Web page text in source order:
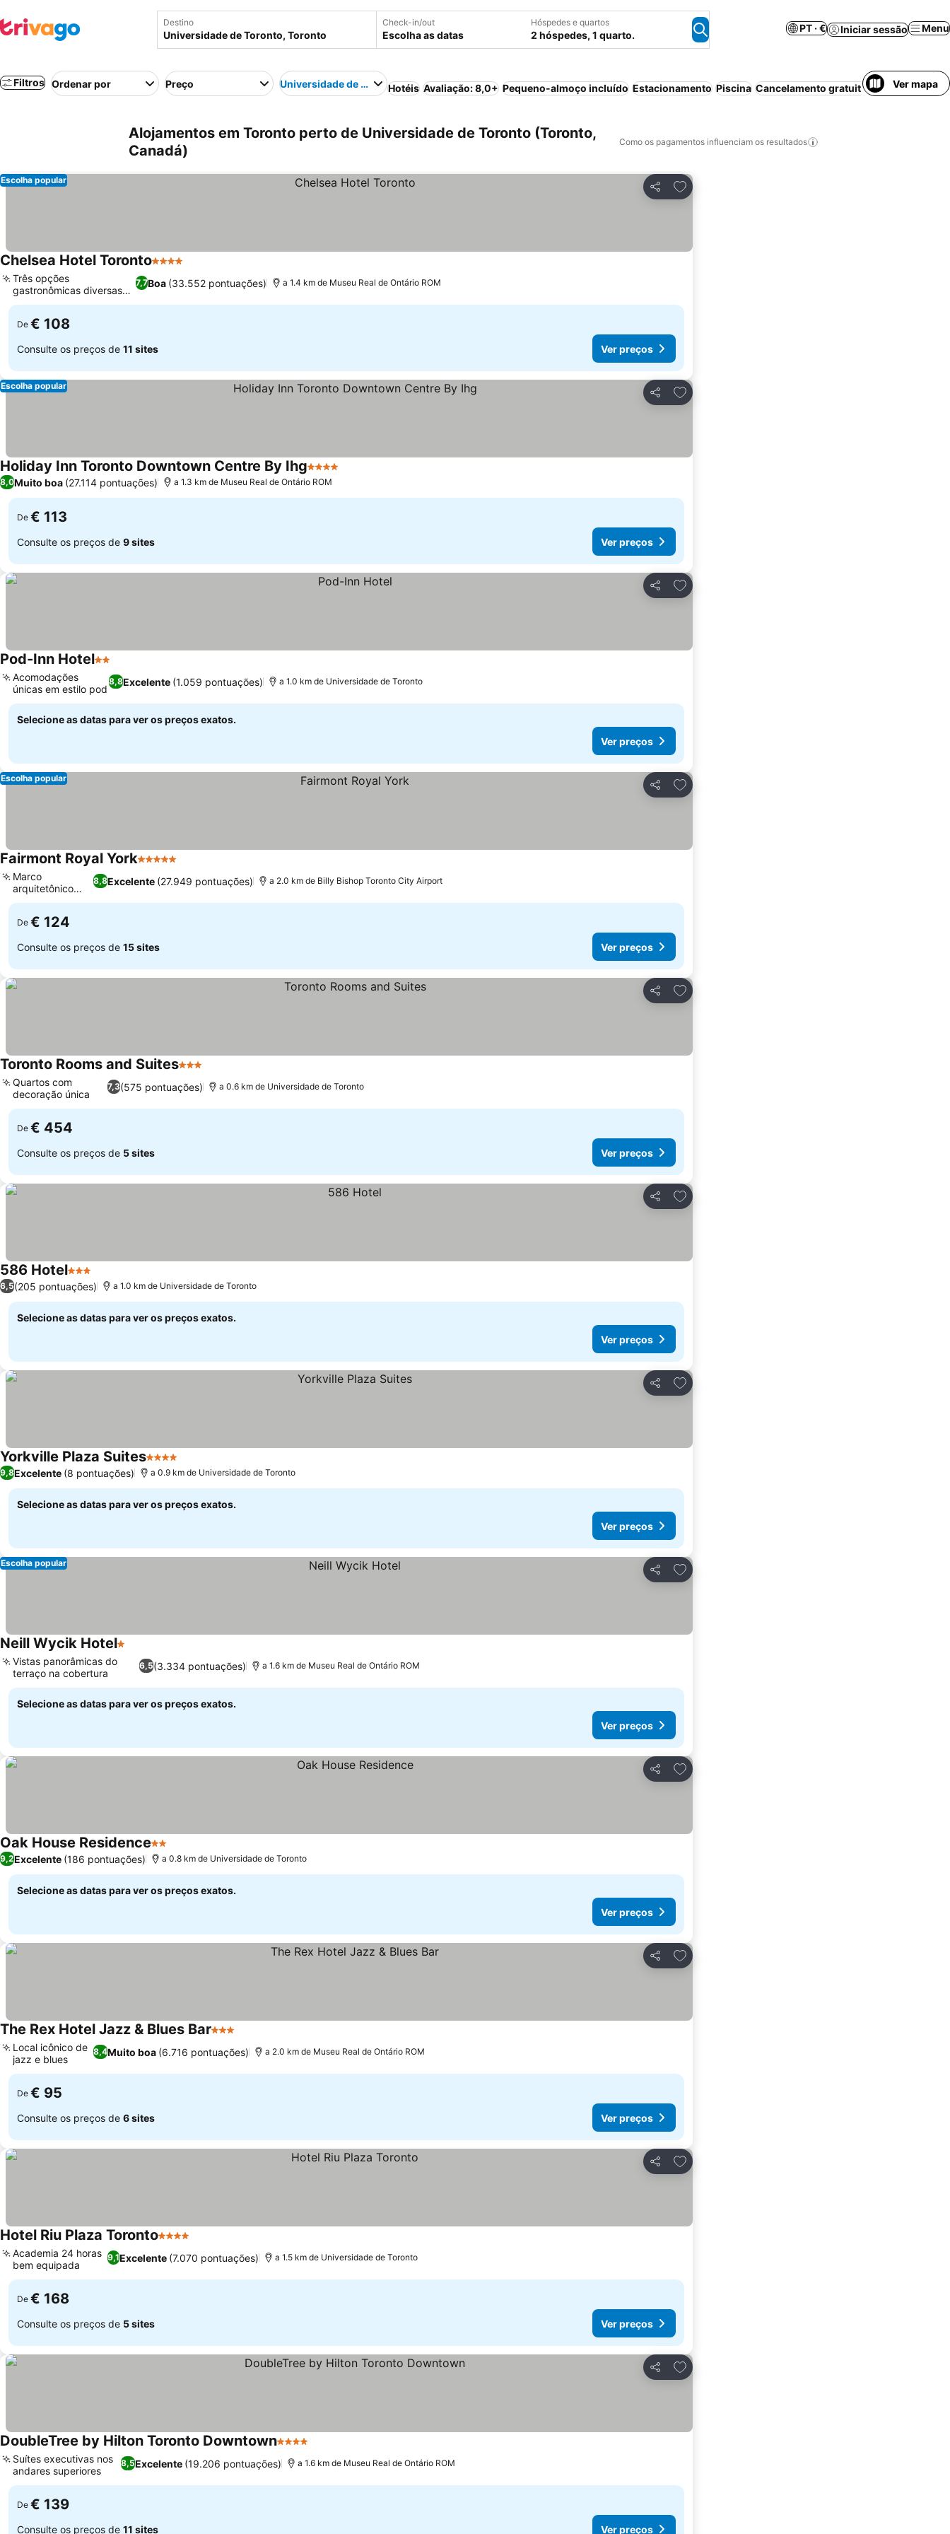
Destino Check-in/out
Escolha as datas
Hóspedes e quartos
2 hóspedes, 1 quarto.
PT · € Iniciar sessão Menu
Filtros Ordenar por Preço Universidade de TorontoHotéis Avaliação: 8,0+ Pequeno-almoço incluído Estacionamento Piscina Cancelamento gratuito Aparthotel Wi-
Ver mapa
Alojamentos em Toronto perto de Universidade de Toronto (Toronto,
Canadá)
Como os pagamentos influenciam os resultados
Partilhar
Adicionar aos favoritos
Escolha popular
Chelsea Hotel Toronto4 Estrelas
7,7Boa (33.552 pontuações)
Três opções
gastronômicas diversas
no local
a 1.4 km de Museu Real de Ontário ROM
De € 108
Consulte os preços de 11 sites Ver preços
Partilhar
Adicionar aos favoritos
Escolha popular
Holiday Inn Toronto Downtown Centre By Ihg4 Estrelas
8,0Muito boa (27.114 pontuações) a 1.3 km de Museu Real de Ontário ROM
De € 113
Consulte os preços de 9 sites Ver preços
Partilhar
Adicionar aos favoritos
Pod-Inn Hotel2 Estrelas
8,8Excelente (1.059 pontuações)
Acomodações
únicas em estilo pod
a 1.0 km de Universidade de Toronto
Selecione as datas para ver os preços exatos.
Ver preços
Partilhar
Adicionar aos favoritos
Escolha popular
Fairmont Royal York5 Estrelas
8,8Excelente (27.949 pontuações)
Marco
arquitetônico
histórico
a 2.0 km de Billy Bishop Toronto City Airport
De € 124
Consulte os preços de 15 sites Ver preços
Partilhar
Adicionar aos favoritos
Toronto Rooms and Suites3 Estrelas
7,3(575 pontuações)
Quartos com
decoração única
a 0.6 km de Universidade de Toronto
De € 454
Consulte os preços de 5 sites Ver preços
Partilhar
Adicionar aos favoritos
586 Hotel3 Estrelas
6,5(205 pontuações) a 1.0 km de Universidade de Toronto
Selecione as datas para ver os preços exatos.
Ver preços
Partilhar
Adicionar aos favoritos
Yorkville Plaza Suites4 Estrelas
9,8Excelente (8 pontuações) a 0.9 km de Universidade de Toronto
Selecione as datas para ver os preços exatos.
Ver preços
Partilhar
Adicionar aos favoritos
Escolha popular
Neill Wycik Hotel1 Estrelas
6,5(3.334 pontuações)
Vistas panorâmicas do
terraço na cobertura
a 1.6 km de Museu Real de Ontário ROM
Selecione as datas para ver os preços exatos.
Ver preços
Partilhar
Adicionar aos favoritos
Oak House Residence2 Estrelas
9,2Excelente (186 pontuações) a 0.8 km de Universidade de Toronto
Selecione as datas para ver os preços exatos.
Ver preços
Partilhar
Adicionar aos favoritos
The Rex Hotel Jazz & Blues Bar3 Estrelas
8,4Muito boa (6.716 pontuações)
Local icônico de
jazz e blues
a 2.0 km de Museu Real de Ontário ROM
De € 95
Consulte os preços de 6 sites Ver preços
Partilhar
Adicionar aos favoritos
Hotel Riu Plaza Toronto4 Estrelas
9,1Excelente (7.070 pontuações)
Academia 24 horas
bem equipada
a 1.5 km de Universidade de Toronto
De € 168
Consulte os preços de 5 sites Ver preços
Partilhar
Adicionar aos favoritos
DoubleTree by Hilton Toronto Downtown4 Estrelas
8,5Excelente (19.206 pontuações)
Suítes executivas nos
andares superiores
a 1.6 km de Museu Real de Ontário ROM
De € 139
Consulte os preços de 11 sites Ver preços